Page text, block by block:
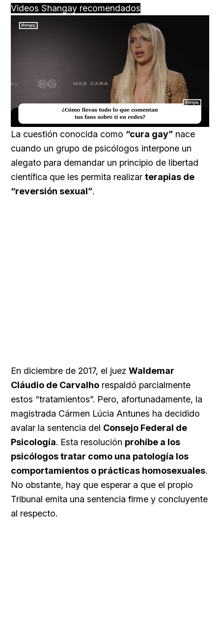
Videos Shangay recomendados
Loaded:
23.73%
La cuestión conocida como “cura gay” nace
cuando un grupo de psicólogos interpone un
alegato para demandar un principio de libertad
científica que les permita realizar terapias de
“reversión sexual”.
En diciembre de 2017, el juez Waldemar
Cláudio de Carvalho respaldó parcialmente
estos “tratamientos”. Pero, afortunadamente, la
magistrada Cármen Lúcia Antunes ha decidido
avalar la sentencia del Consejo Federal de
Psicología. Esta resolución prohíbe a los
psicólogos tratar como una patología los
comportamientos o prácticas homosexuales.
No obstante, hay que esperar a que el propio
Tribunal emita una sentencia firme y concluyente
al respecto.